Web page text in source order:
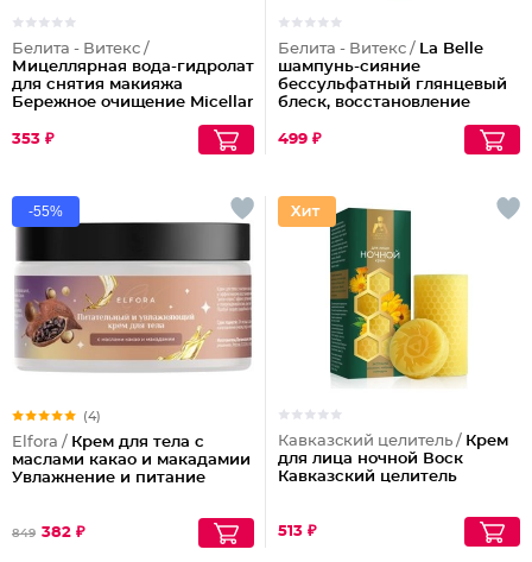
Белита - Витекс /
Мицеллярная вода-гидролат
для снятия макияжа
Бережное очищение Micellar
353 ₽
Белита - Витекс /
La Belle
шампунь-сияние
бессульфатный глянцевый
блеск, восстановление
499 ₽
-55%
(4)
Elfora / Крем для тела с
маслами какао и макадамии
Увлажнение и питание
849 382 ₽
Кавказский целитель / Крем
для лица ночной Воск
Кавказский целитель
513 ₽